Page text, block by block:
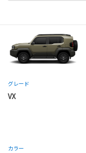
グレード
VX
カラー